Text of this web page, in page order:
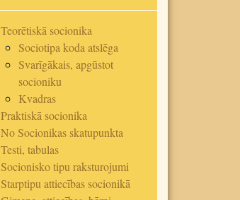
Teorētiskā socionika
Sociotipa koda atslēga
Svarīgākais, apgūstot
socioniku
Kvadras
Praktiskā socionika
No Socionikas skatupunkta
Testi, tabulas
Socionisko tipu raksturojumi
Starptipu attiecības socionikā